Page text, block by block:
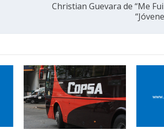
Christian Guevara de “Me